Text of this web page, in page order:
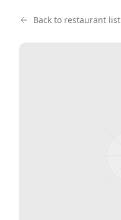
Back to restaurant list